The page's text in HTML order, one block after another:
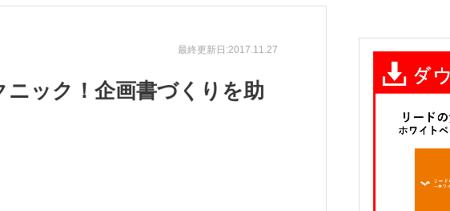
最終更新日:2017.11.27
ック！企画書づくりを助